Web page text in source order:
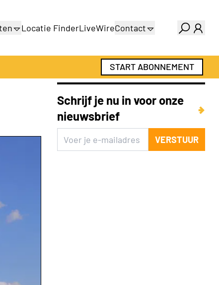
Locatie FinderLiveWireContact
Adverteren
Abonnementen
START ABONNEMENT
Schrijf je nu in voor onze
nieuwsbrief
VERSTUUR